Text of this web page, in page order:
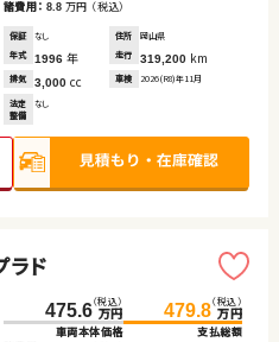
諸費用： 8.8 万円 （税込）
保証 なし 住所
岡山県
年式
1996 年 走行 319,200 km
排気 3,000 cc 車検 2026(R8)年11月
法定
整備
なし
ラド
475.6（税込）
万円
車両本体価格
479.8（税込）
万円
支払総額